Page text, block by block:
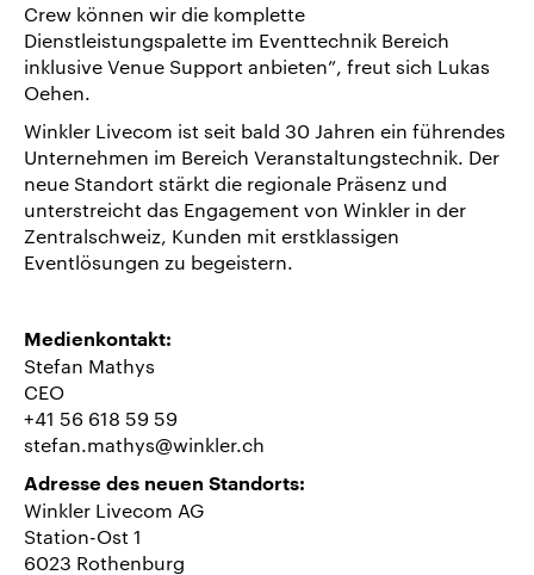
Crew können wir die komplette
Dienstleistungspalette im Eventtechnik Bereich
inklusive Venue Support anbieten”, freut sich Lukas
Oehen.
Winkler Livecom ist seit bald 30 Jahren ein führendes
Unternehmen im Bereich Veranstaltungstechnik. Der
neue Standort stärkt die regionale Präsenz und
unterstreicht das Engagement von Winkler in der
Zentralschweiz, Kunden mit erstklassigen
Eventlösungen zu begeistern.
Medienkontakt:
Stefan Mathys
CEO
+41 56 618 59 59
stefan.mathys@winkler.ch
Adresse des neuen Standorts:
Winkler Livecom AG
Station-Ost 1
6023 Rothenburg